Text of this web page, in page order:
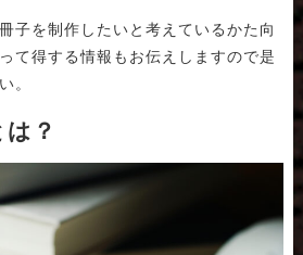
子を制作したいと考えているかた向
て得する情報もお伝えしますので是
。
？